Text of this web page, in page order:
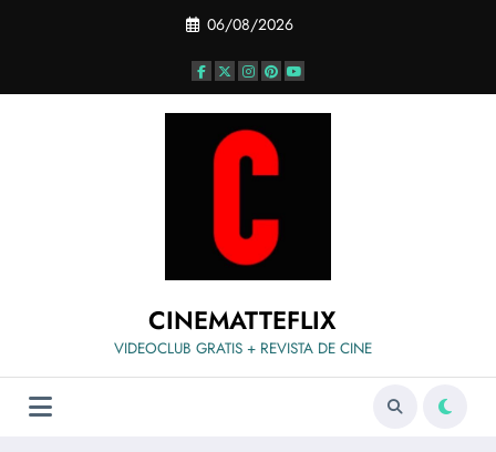
06/08/2026
CINEMATTEFLIX
VIDEOCLUB GRATIS + REVISTA DE CINE